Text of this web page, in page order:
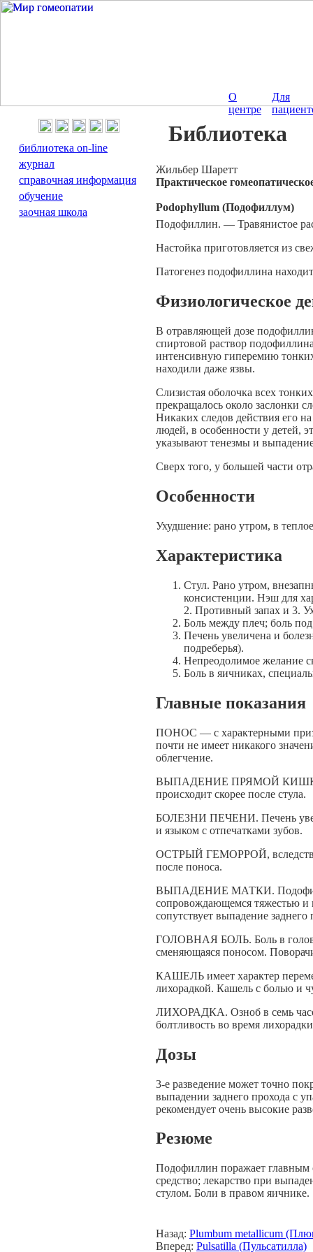
О
центре
Для
Библиотека
Жильбер Шаретт
Практическое
Podophyllum (Подофиллум)
Подофиллин. — Травянистое
Настойка приготовляется из
Патогенез подофиллина
Физиологическое
В отравляющей дозе
спиртовой раствор
интенсивную гиперемию
находили даже язвы.
Слизистая оболочка всех
прекращалось около заслонки
Никаких следов действия его
людей, в особенности у детей,
указывают тенезмы и
Сверх того, у большей части
Особенности
Ухудшение: рано утром, в
Характеристика
Стул. Рано утром,
консистенции. Нэш для
2. Противный запах и 3.
Боль между плеч; боль
Печень увеличена и
подреберья).
Непреодолимое желание
Боль в яичниках,
Главные показания
ПОНОС — с характерными
почти не имеет никакого
облегчение.
ВЫПАДЕНИЕ ПРЯМОЙ КИШКИ,
происходит скорее после стула.
БОЛЕЗНИ ПЕЧЕНИ. Печень
и языком с отпечатками зубов.
ОСТРЫЙ ГЕМОРРОЙ,
после поноса.
ВЫПАДЕНИЕ МАТКИ.
сопровождающемся тяжестью и
сопутствует выпадение заднего
ГОЛОВНАЯ БОЛЬ. Боль в голове
сменяющаяся поносом.
КАШЕЛЬ имеет характер
лихорадкой. Кашель с болью и
ЛИХОРАДКА. Озноб в семь
болтливость во время
Дозы
3-е разведение может точно
выпадении заднего прохода с
рекомендует очень высокие
Резюме
Подофиллин поражает
средство; лекарство при
стулом. Боли в правом яичнике.
Назад: Plumbum metallicum
Вперед: Pulsatilla (Пульсатилла)
библиотека on-line
журнал
справочная информация
обучение
заочная школа